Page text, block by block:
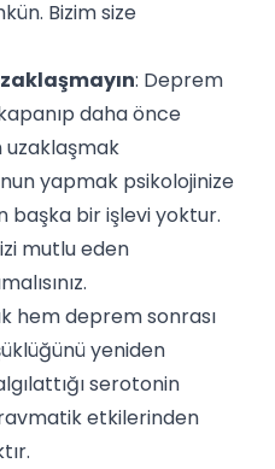
Bizim size
: Deprem
daha önce
uzaklaşmak
yapmak psikolojinize
başka bir işlevi yoktur.
mutlu eden
hem deprem sonrası
yeniden
serotonin
etkilerinden